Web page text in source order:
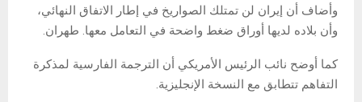
وأضاف أن إيران لن تمتلك الصواريخ في إطار الاتفاق النهائي،
وأن بلاده لديها أوراق ضغط واضحة في التعامل معها. طهران.
كما أوضح نائب الرئيس الأمريكي أن الترجمة الفارسية لمذكرة
التفاهم تتطابق مع النسخة الإنجليزية.